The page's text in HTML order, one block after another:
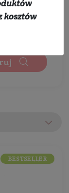
BESTSELLER
kosztów